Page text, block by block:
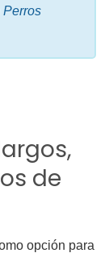
Perros
de
opción para